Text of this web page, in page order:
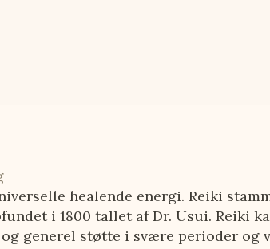
healende energi. Reiki
i 1800 tallet af Dr. Usui. Reiki
generel støtte i svære perioder og